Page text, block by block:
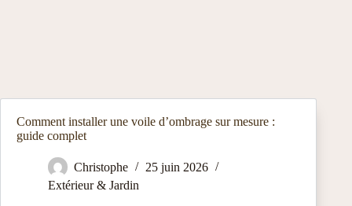
Comment installer une voile d’ombrage sur mesure :
guide complet
Christophe
25 juin 2026
Extérieur & Jardin